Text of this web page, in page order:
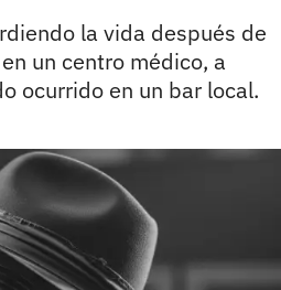
la vida después de
un centro médico, a
ocurrido en un bar local.